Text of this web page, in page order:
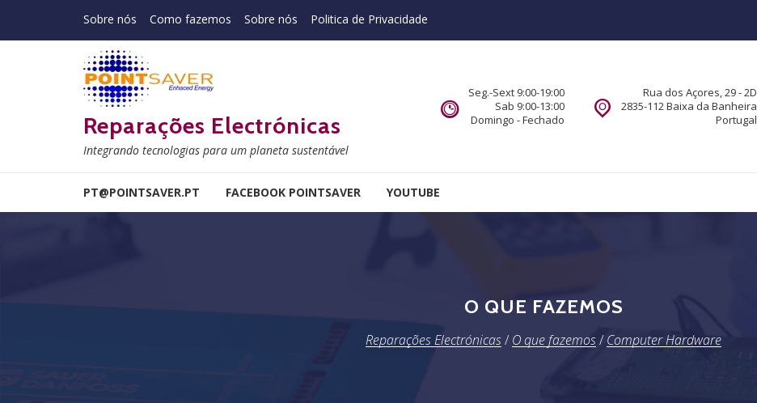
Sobre nós Como fazemos Sobre nós Politica de Privacidade
Reparações Electrónicas
Integrando tecnologias para um planeta sustentável
Rua dos Açores, 29 - 2D
2835-112 Baixa da Banheira
Portugal
Seg.-Sext 9:00-19:00
Sab 9:00-13:00
Domingo - Fechado
PT@POINTSAVER.PT FACEBOOK POINTSAVER YOUTUBE
O QUE FAZEMOS
Reparações Electrónicas/ O que fazemos/ Computer Hardware